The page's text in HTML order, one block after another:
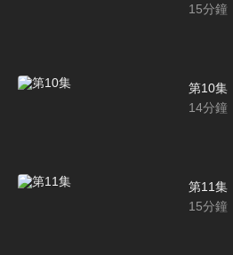
15分鐘
第10集
14分鐘
第11集
15分鐘